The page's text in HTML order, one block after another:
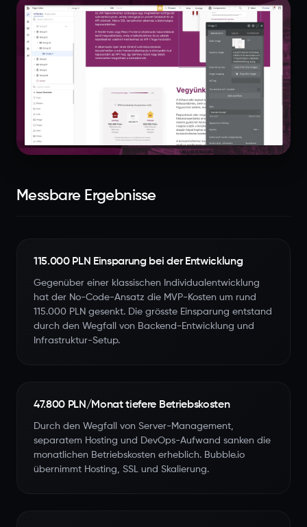
Messbare Ergebnisse
115.000 PLN Einsparung bei der Entwicklung
Gegenüber einer klassischen Individualentwicklung
hat der No-Code-Ansatz die MVP-Kosten um rund
115.000 PLN gesenkt. Die grösste Einsparung entstand
durch den Wegfall von Backend-Entwicklung und
Infrastruktur-Setup.
47.800 PLN/Monat tiefere Betriebskosten
Durch den Wegfall von Server-Management,
separatem Hosting und DevOps-Aufwand sanken die
monatlichen Betriebskosten erheblich. Bubble.io
übernimmt Hosting, SSL und Skalierung.